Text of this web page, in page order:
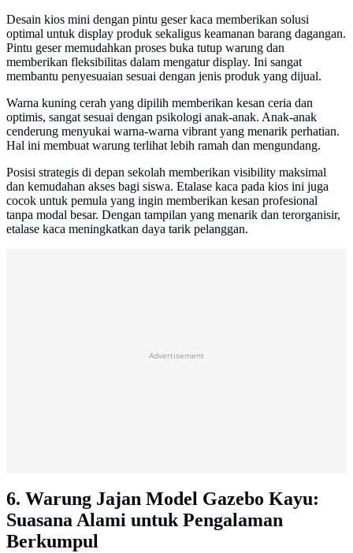
Desain kios mini dengan pintu geser kaca memberikan solusi
optimal untuk display produk sekaligus keamanan barang dagangan.
Pintu geser memudahkan proses buka tutup warung dan
memberikan fleksibilitas dalam mengatur display. Ini sangat
membantu penyesuaian sesuai dengan jenis produk yang dijual.
Warna kuning cerah yang dipilih memberikan kesan ceria dan
optimis, sangat sesuai dengan psikologi anak-anak. Anak-anak
cenderung menyukai warna-warna vibrant yang menarik perhatian.
Hal ini membuat warung terlihat lebih ramah dan mengundang.
Posisi strategis di depan sekolah memberikan visibility maksimal
dan kemudahan akses bagi siswa. Etalase kaca pada kios ini juga
cocok untuk pemula yang ingin memberikan kesan profesional
tanpa modal besar. Dengan tampilan yang menarik dan terorganisir,
etalase kaca meningkatkan daya tarik pelanggan.
Advertisement
6. Warung Jajan Model Gazebo Kayu:
Suasana Alami untuk Pengalaman
Berkumpul